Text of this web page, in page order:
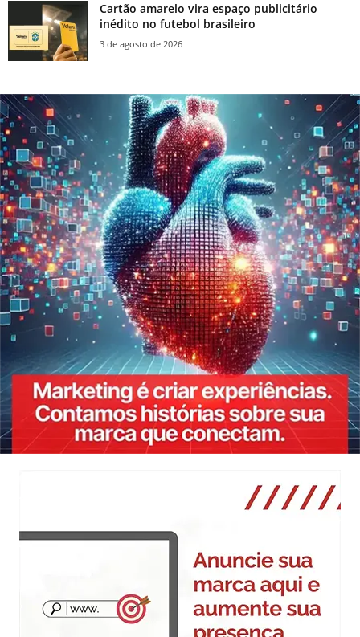
Cartão amarelo vira espaço publicitário
inédito no futebol brasileiro
3 de agosto de 2026